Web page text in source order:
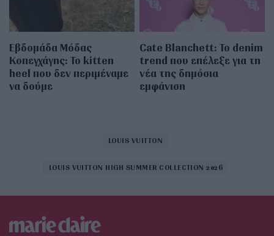
Εβδομάδα Μόδας
Κοπεγχάγης: Το kitten
heel που δεν περιμέναμε
να δούμε
Cate Blanchett: Το denim
trend που επέλεξε για τη
νέα της δημόσια
εμφάνιση
LOUIS VUITTON
LOUIS VUITTON HIGH SUMMER COLLECTION 2026